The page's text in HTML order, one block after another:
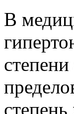
В